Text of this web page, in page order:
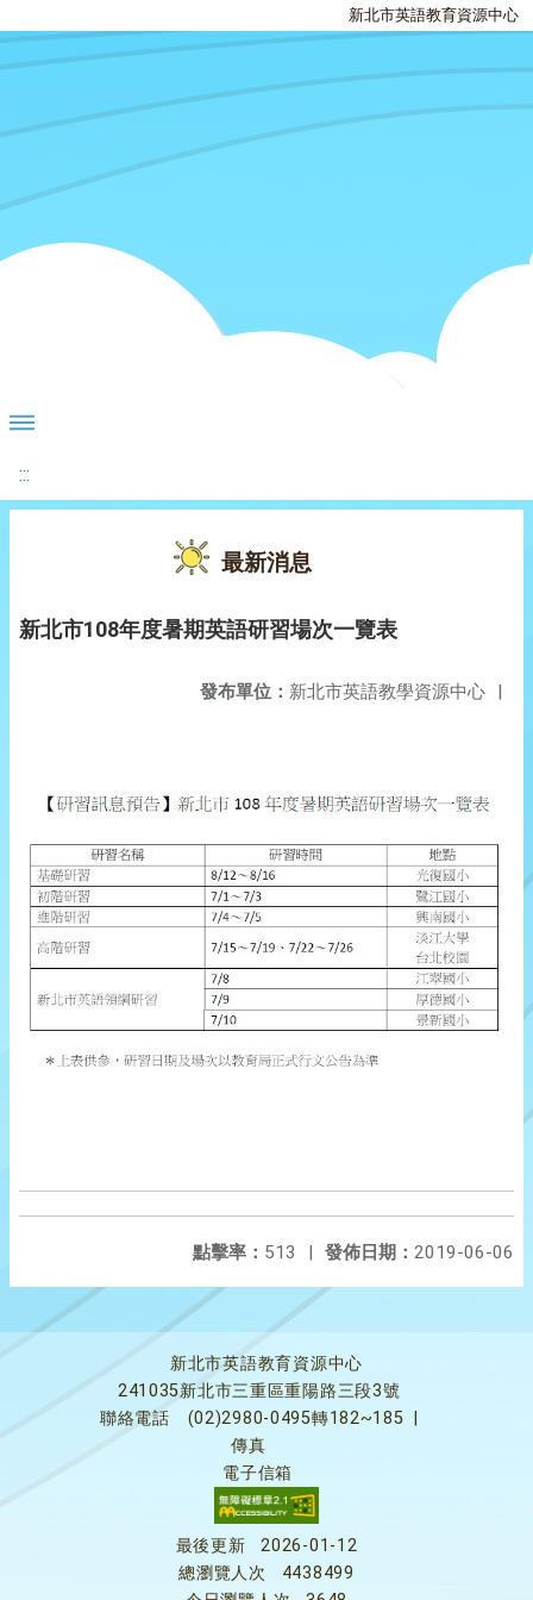
新北市英語教育資源中心
:::
最新消息
新北市108年度暑期英語研習場次一覽表
發布單位： 新北市英語教學資源中心 |
發佈日期： 2019-06-06
點擊率： 513 |
新北市英語教育資源中心
241035新北市三重區重陽路三段3號
聯絡電話
(02)2980-0495轉182~185
傳真
電子信箱
最後更新
2026-01-12
總瀏覽人次
4438499